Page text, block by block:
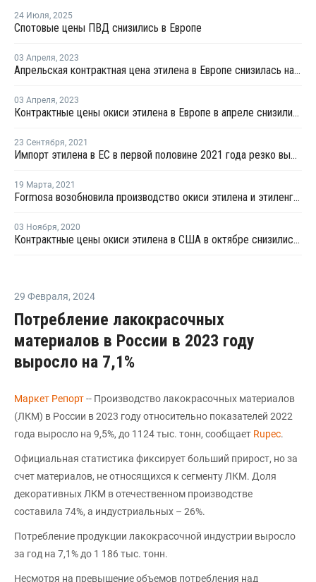
24 Июля, 2025
Спотовые цены ПВД снизились в Европе
03 Апреля, 2023
Апрельская контрактная цена этилена в Европе снизилась на EUR40 за тонну
03 Апреля, 2023
Контрактные цены окиси этилена в Европе в апреле снизились на EUR33 за тонну
23 Сентября, 2021
Импорт этилена в ЕС в первой половине 2021 года резко вырос
19 Марта, 2021
Formosa возобновила производство окиси этилена и этиленгликоля в Пойнт-Комфорт
03 Ноября, 2020
Контрактные цены окиси этилена в США в октябре снизились на USD13 за тонну
29 Февраля, 2024
Потребление лакокрасочных
материалов в России в 2023 году
выросло на 7,1%
Маркет Репорт-- Производство лакокрасочных материалов
(ЛКМ) в России в 2023 году относительно показателей 2022
года выросло на 9,5%, до 1124 тыс. тонн, сообщает Rupec.
Официальная статистика фиксирует больший прирост, но за
счет материалов, не относящихся к сегменту ЛКМ. Доля
декоративных ЛКМ в отечественном производстве
составила 74%, а индустриальных – 26%.
Потребление продукции лакокрасочной индустрии выросло
за год на 7,1% до 1 186 тыс. тонн.
Несмотря на превышение объемов потребления над